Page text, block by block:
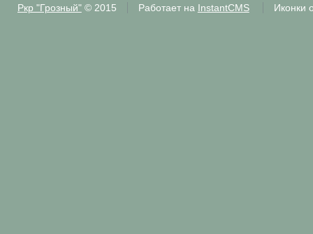
Ркр "Грозный"© 2015 Работает на InstantCMS Иконки